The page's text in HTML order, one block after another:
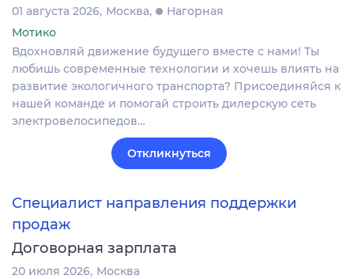
01 августа 2026 Москва
Нагорная
Мотико
Вдохновляй движение будущего вместе с нами! Ты
любишь современные технологии и хочешь влиять на
развитие экологичного транспорта? Присоединяйся к
нашей команде и помогай строить дилерскую сеть
электровелосипедов…
Откликнуться
Специалист направления поддержки
продаж
Договорная зарплата
20 июля 2026 Москва